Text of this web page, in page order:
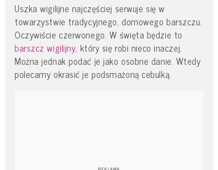
Uszka wigilijne najczęściej serwuje się w
towarzystwie tradycyjnego, domowego barszczu.
Oczywiście czerwonego. W święta będzie to
barszcz wigilijny, który się robi nieco inaczej.
Można jednak podać je jako osobne danie. Wtedy
polecamy okrasić je podsmażoną cebulką.